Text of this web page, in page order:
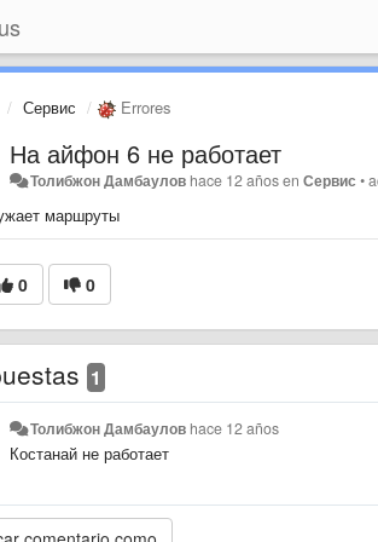
Сервис Errores
На айфон 6 не работает
Толибжон Дамбаулов hace 12 añosenСервис •
маршруты
0 0
1
Толибжон Дамбаулов hace 12 años
Костанай не работает